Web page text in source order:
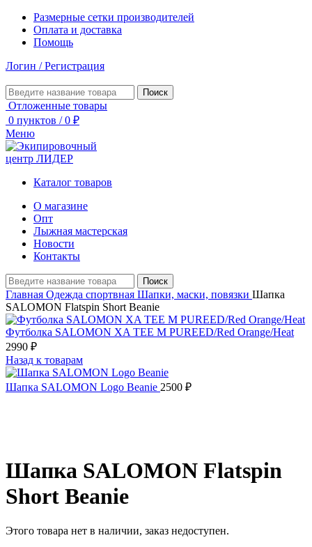
Размерные сетки производителей
Оплата и доставка
Помощь
Логин / Регистрация
Поиск
Отложенные товары
0 пунктов / 0 ₽
Меню
Каталог товаров
О магазине
Опт
Лыжная мастерская
Новости
Контакты
Поиск
Главная Одежда спортвная Шапки, маски, повязки Шапка
SALOMON Flatspin Short Beanie
Футболка SALOMON XA TEE M PUREED/Red Orange/Heat
2990 ₽
Назад к товарам
Шапка SALOMON Logo Beanie 2500 ₽
Шапка SALOMON Flatspin
Short Beanie
Этого товара нет в наличии, заказ недоступен.